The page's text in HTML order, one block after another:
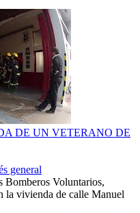
DE UN VETERANO DE
general
Bomberos Voluntarios,
la vivienda de calle Manuel